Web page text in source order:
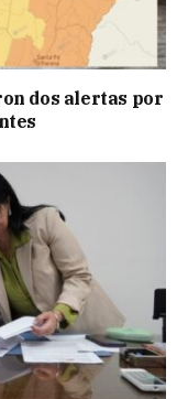
dos alertas por